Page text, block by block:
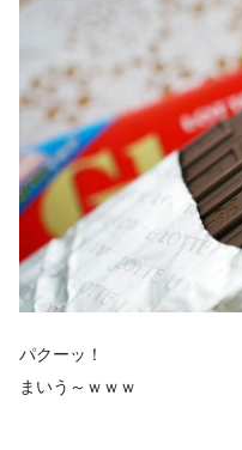
パクーッ！
まいう～ｗｗｗ